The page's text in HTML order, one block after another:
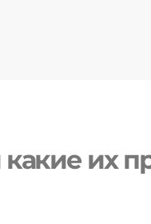
какие их